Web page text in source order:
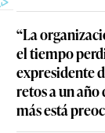
“La
el tiempo
expresidente
retos a un año
más está